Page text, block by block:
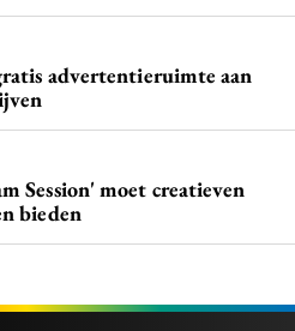
advertentieruimte aan
Session' moet creatieven
bieden